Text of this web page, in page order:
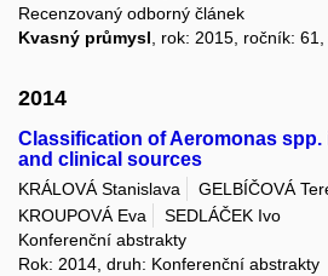
Recenzovaný odborný článek
Kvasný průmysl , rok: 2015, ročník:
2014
Classification of Aeromonas spp.
and clinical sources
KRÁLOVÁ Stanislava GELBÍČOVÁ
KROUPOVÁ Eva
SEDLÁČEK Ivo
Konferenční abstrakty
Rok: 2014, druh: Konferenční abstrakty